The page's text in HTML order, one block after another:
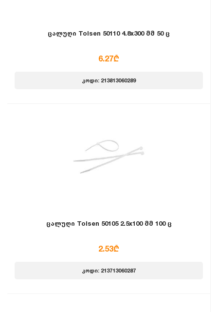
ცალუღი Tolsen 50110 4.8x300 მმ 50 ც
6.27₾
კოდი: 213813060289
ცალუღი Tolsen 50105 2.5x100 მმ 100 ც
2.53₾
კოდი: 213713060287